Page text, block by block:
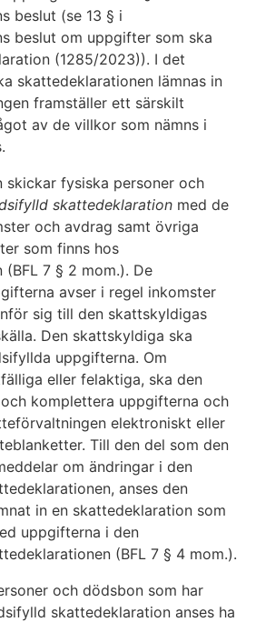
beslut (se 13 § i
beslut om uppgifter som ska
(1285/2023)). I det
skattedeklarationen lämnas in
framställer ett särskilt
av de villkor som nämns i
skickar fysiska personer och
skattedeklaration med de
och avdrag samt övriga
som finns hos
7 § 2 mom.). De
avser i regel inkomster
sig till den skattskyldigas
Den skattskyldiga ska
uppgifterna. Om
eller felaktiga, ska den
komplettera uppgifterna och
elektroniskt eller
Till den del som den
om ändringar i den
anses den
in en skattedeklaration som
uppgifterna i den
(BFL 7 § 4 mom.).
och dödsbon som har
skattedeklaration anses ha